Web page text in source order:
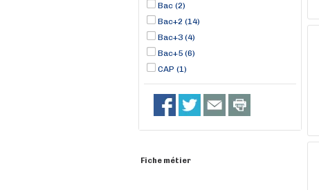
Bac (2)
Bac+2 (14)
Bac+3 (4)
Bac+5 (6)
CAP (1)
Fiche métier